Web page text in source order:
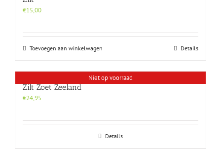
€15,00
Toevoegen aan winkelwagen Details
Niet op voorraad
Zilt Zoet Zeeland
€24,95
Details